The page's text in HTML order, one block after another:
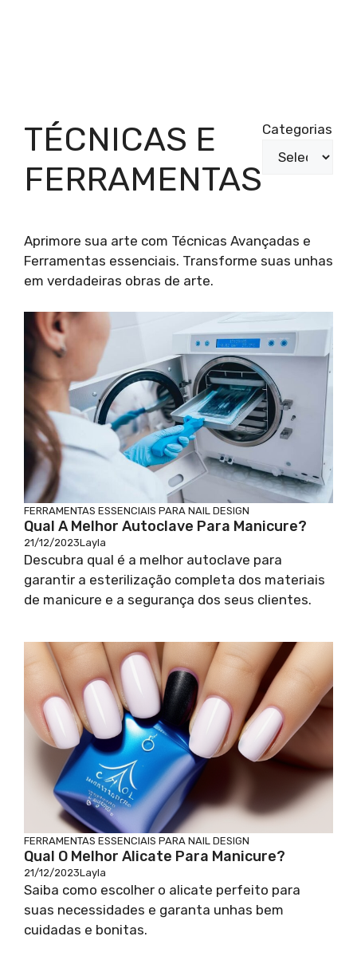
TÉCNICAS E
FERRAMENTAS
Categorias
Aprimore sua arte com Técnicas Avançadas e
Ferramentas essenciais. Transforme suas unhas
em verdadeiras obras de arte.
FERRAMENTAS ESSENCIAIS PARA NAIL DESIGN
Qual A Melhor Autoclave Para Manicure?
21/12/2023Layla
Descubra qual é a melhor autoclave para
garantir a esterilização completa dos materiais
de manicure e a segurança dos seus clientes.
FERRAMENTAS ESSENCIAIS PARA NAIL DESIGN
Qual O Melhor Alicate Para Manicure?
21/12/2023Layla
Saiba como escolher o alicate perfeito para
suas necessidades e garanta unhas bem
cuidadas e bonitas.